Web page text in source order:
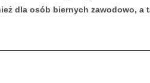
dla osób biernych zawodowo, a